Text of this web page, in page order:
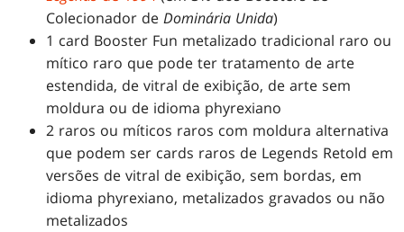
Colecionador deDominária Unida)
1 card Booster Fun metalizado tradicional raro ou
mítico raro que pode ter tratamento de arte
estendida, de vitral de exibição, de arte sem
moldura ou de idioma phyrexiano
2 raros ou míticos raros com moldura alternativa
que podem ser cards raros de Legends Retold em
versões de vitral de exibição, sem bordas, em
idioma phyrexiano, metalizados gravados ou não
metalizados